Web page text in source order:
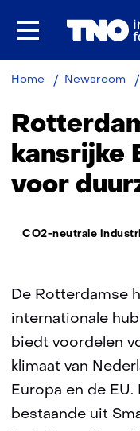
Home Newsroom
kansrijke
voor
Thema:
CO2-neutrale
De Rotterdamse
internationale
biedt voordelen
klimaat van
Europa en de
bestaande uit